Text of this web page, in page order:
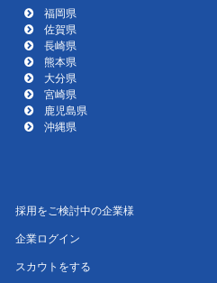
福岡県
佐賀県
長崎県
熊本県
大分県
宮崎県
鹿児島県
沖縄県
採用をご検討中の企業様
企業ログイン
スカウトをする